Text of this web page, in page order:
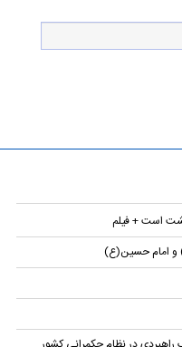
است + فیلم
و امام حسین(ع)